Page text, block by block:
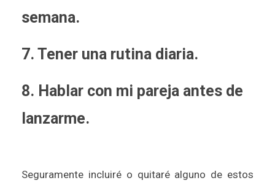
semana.
7. Tener una rutina diaria.
8. Hablar con mi pareja antes de
lanzarme.
Seguramente incluiré o quitaré alguno de estos